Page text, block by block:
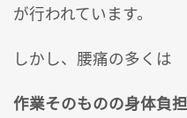
が行われています。
しかし、腰痛の多くは
作業そのものの身体負担